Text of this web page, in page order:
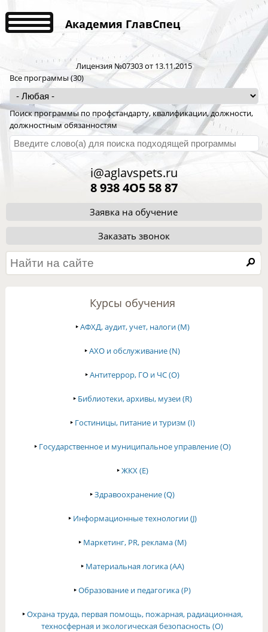
Академия ГлавСпец
Лицензия №07303 от 13.11.2015
Все программы (30)
Поиск программы по профстандарту, квалификации, должности,
должностным обязанностям
i@aglavspets.ru
8 938 4O5 58 87
Заявка на обучение
Заказать звонок
Курсы обучения
‣АФХД, аудит, учет, налоги (M)
‣АХО и обслуживание (N)
‣Антитеррор, ГО и ЧС (O)
‣ Библиотеки, архивы, музеи (R)
‣ Гостиницы, питание и туризм (I)
‣ Государственное и муниципальное управление (O)
‣ЖКХ (E)
‣Здравоохранение (Q)
‣ Информационные технологии (J)
‣ Маркетинг, PR, реклама (M)
‣ Материальная логика (AA)
‣Образование и педагогика (P)
‣Охрана труда, первая помощь, пожарная, радиационная,
техносферная и экологическая безопасность (O)